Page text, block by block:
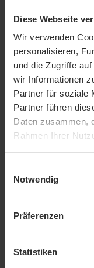
Diese Webseite
Wir verwenden
personalisieren,
und die Zugriffe
wir Informationen
Partner für soziale
Partner führen
Daten zusammen,
Rahmen Ihrer
Notwendig
Präferenzen
Statistiken